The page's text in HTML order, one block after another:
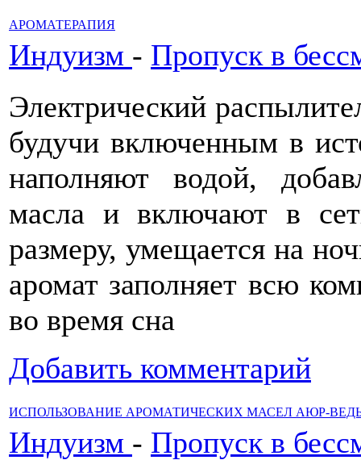
АРОМАТЕРАПИЯ
Индуизм - Пропуск в
Электрический
будучи включенным в
наполняют водой,
масла и включают в
размеру, умещается на
аромат заполняет всю
во время сна
Добавить комментарий
ИСПОЛЬЗОВАНИЕ АРОМАТИЧЕСКИХ МАСЕЛ АЮР-
Индуизм - Пропуск в